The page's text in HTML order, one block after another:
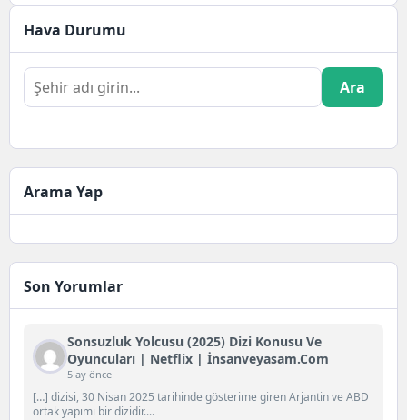
sokağa çıkma yasağı...
Hava Durumu
Ara
Arama Yap
Son Yorumlar
Sonsuzluk Yolcusu (2025) Dizi Konusu Ve
Oyuncuları | Netflix | İnsanveyasam.com
5 ay önce
[…] dizisi, 30 Nisan 2025 tarihinde gösterime giren Arjantin ve ABD
ortak yapımı bir dizidir....